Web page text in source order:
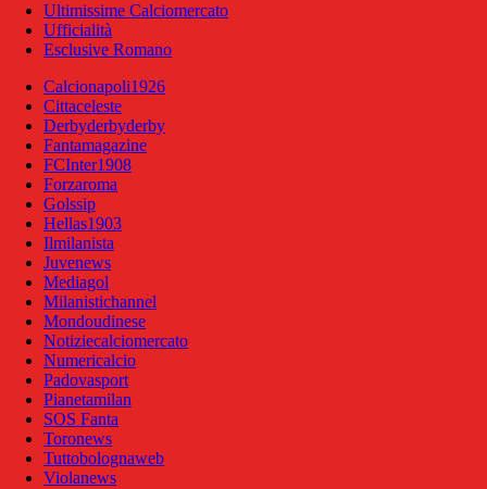
Ultimissime Calciomercato
Ufficialità
Esclusive Romano
Calcionapoli1926
Cittaceleste
Derbyderbyderby
Fantamagazine
FCInter1908
Forzaroma
Golssip
Hellas1903
Ilmilanista
Juvenews
Mediagol
Milanistichannel
Mondoudinese
Notiziecalciomercato
Numericalcio
Padovasport
Pianetamilan
SOS Fanta
Toronews
Tuttobolognaweb
Violanews